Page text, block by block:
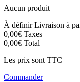
Aucun produit
À définirLivraison à
0,00€ Taxes
0,00€ Total
Les prix sont TTC
Commander